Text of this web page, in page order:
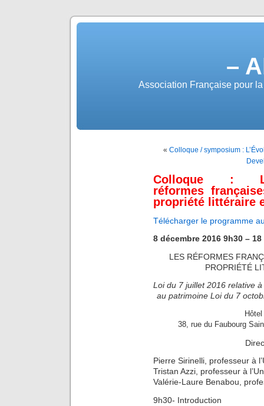
–
Association Française pour
« Colloque / symposium :
Colloque :
réformes
propriété littéraire
Télécharger le programme
8 décembre 2016 9h30 – 18
LES RÉFORMES
PROPRIÉTÉ
Loi du 7 juillet 2016 relative
au patrimoine Loi du 7
38, rue du Faubourg
Pierre Sirinelli, professeur à
Tristan Azzi, professeur à
Valérie-Laure Benabou,
9h30- Introduction